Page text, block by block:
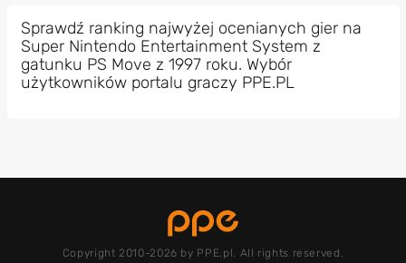
Sprawdź ranking najwyżej ocenianych gier na
Super Nintendo Entertainment System z
gatunku PS Move z 1997 roku. Wybór
użytkowników portalu graczy PPE.PL
Copyright 2010-2026 by PPE.pl. All rights reserved.